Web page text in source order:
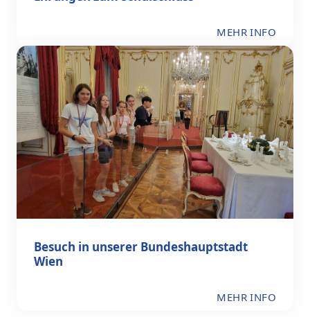
MEHR INFO
Besuch in unserer Bundeshauptstadt
Wien
MEHR INFO